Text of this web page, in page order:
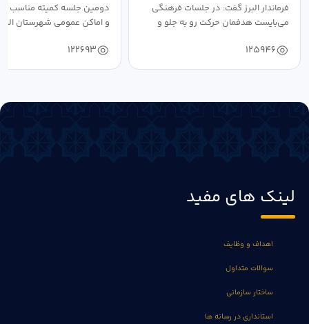
فرماندار البرز گفت: در جلسات فرهنگی
می‌بایست هدفمان حرکت رو به جلو و
125946
دومین جلسه کمیته مناسب
و اماکن عمومی شهرستان
122693
لینک های مفید
اهداف و وظایف
سوالات متداول
ساختار سازمانی
استانداری در رسانه ها